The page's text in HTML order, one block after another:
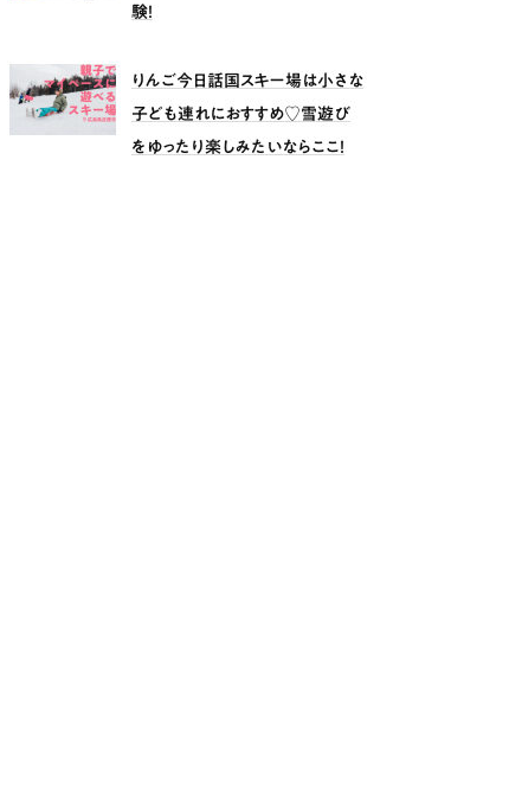
験！
りんご今日話国スキー場は小さな
子ども連れにおすすめ♡雪遊び
をゆったり楽しみたいならここ！